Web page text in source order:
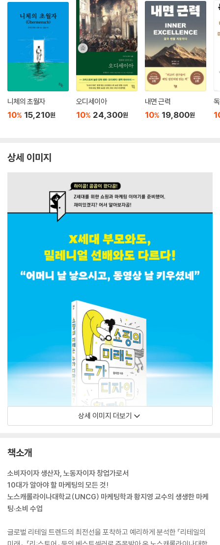
니체의 초월자
10% 15,210원
오디세이아
10% 24,300원
내면 근력
10% 19,800원
상세 이미지
상세 이미지 더보기
책소개
소비자이자 생산자, 노동자이자 창업가로서
10대가 알아야 할 마케팅의 모든 것!
노스캐롤라이나대학교(UNCG) 마케팅학과 황지영 교수의 생생한 마케
팅·소비 수업
글로벌 리테일 트렌드의 최전선을 포착하고 예리하게 분석한 『리테일의